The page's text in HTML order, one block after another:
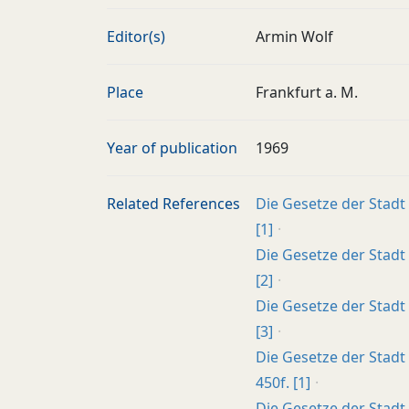
Editor(s) Armin Wolf
Place Frankfurt a. M.
Year of publication 1969
Related References
Die Gesetze der
[1]
Die Gesetze der
[2]
Die Gesetze der
[3]
Die Gesetze der
450f. [1]